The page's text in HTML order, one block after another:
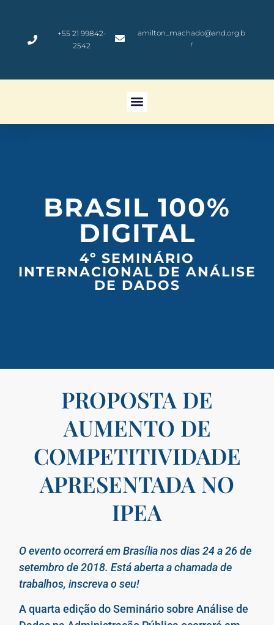
+55 21 99842-
2542
amilton_machado@and.org.b
r
BRASIL 100%
DIGITAL
4º SEMINÁRIO
INTERNACIONAL DE ANÁLISE
DE DADOS
PROPOSTA DE
AUMENTO DE
COMPETITIVIDADE
APRESENTADA NO
IPEA
O evento ocorrerá em Brasília nos dias 24 a 26 de
setembro de 2018. Está aberta a chamada de
trabalhos, inscreva o seu!
A quarta edição do Seminário sobre Análise de